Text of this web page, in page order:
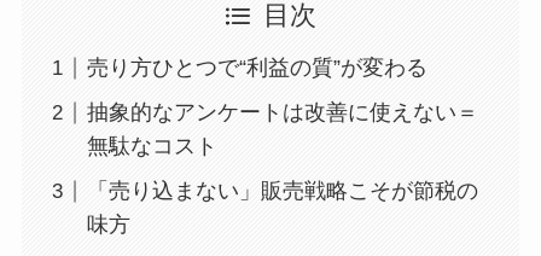
目次
売り方ひとつで“利益の質”が変わる
抽象的なアンケートは改善に使えない＝
無駄なコスト
「売り込まない」販売戦略こそが節税の
味方